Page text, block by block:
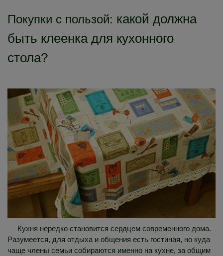
Покупки с пользой: какой должна
быть клеенка для кухонного
стола?
Кухня нередко становится сердцем современного дома.
Разумеется, для отдыха и общения есть гостиная, но куда
чаще члены семьи собираются именно на кухне, за общим